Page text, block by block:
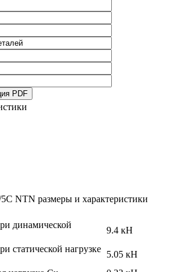
динамической
9.4 кН
статической нагрузке
5.05 кН